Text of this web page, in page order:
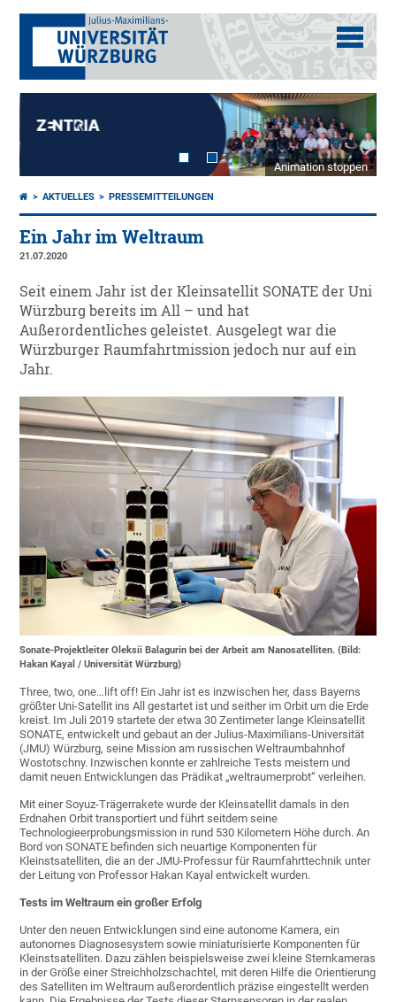
Animation stoppen
AKTUELLES PRESSEMITTEILUNGEN
Ein Jahr im Weltraum
21.07.2020
Seit einem Jahr ist der Kleinsatellit SONATE der Uni
Würzburg bereits im All – und hat
Außerordentliches geleistet. Ausgelegt war die
Würzburger Raumfahrtmission jedoch nur auf ein
Jahr.
Sonate-Projektleiter Oleksii Balagurin bei der Arbeit am Nanosatelliten. (Bild:
Hakan Kayal / Universität Würzburg)
Three, two, one…lift off! Ein Jahr ist es inzwischen her, dass Bayerns
größter Uni-Satellit ins All gestartet ist und seither im Orbit um die Erde
kreist. Im Juli 2019 startete der etwa 30 Zentimeter lange Kleinsatellit
SONATE, entwickelt und gebaut an der Julius-Maximilians-Universität
(JMU) Würzburg, seine Mission am russischen Weltraumbahnhof
Wostotschny. Inzwischen konnte er zahlreiche Tests meistern und
damit neuen Entwicklungen das Prädikat „weltraumerprobt“ verleihen.
Mit einer Soyuz-Trägerrakete wurde der Kleinsatellit damals in den
Erdnahen Orbit transportiert und führt seitdem seine
Technologieerprobungsmission in rund 530 Kilometern Höhe durch. An
Bord von SONATE befinden sich neuartige Komponenten für
Kleinstsatelliten, die an der JMU-Professur für Raumfahrttechnik unter
der Leitung von Professor Hakan Kayal entwickelt wurden.
Tests im Weltraum ein großer Erfolg
Unter den neuen Entwicklungen sind eine autonome Kamera, ein
autonomes Diagnosesystem sowie miniaturisierte Komponenten für
Kleinstsatelliten. Dazu zählen beispielsweise zwei kleine Sternkameras
in der Größe einer Streichholzschachtel, mit deren Hilfe die Orientierung
des Satelliten im Weltraum außerordentlich präzise eingestellt werden